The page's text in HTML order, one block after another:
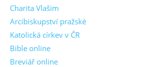
Charita Vlašim
Arcibiskupství pražské
Katolická církev v ČR
Bible online
Breviář online